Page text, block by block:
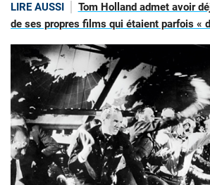
LIRE AUSSI
Tom Holland admet avoir
de ses propres films qui étaient parfois «